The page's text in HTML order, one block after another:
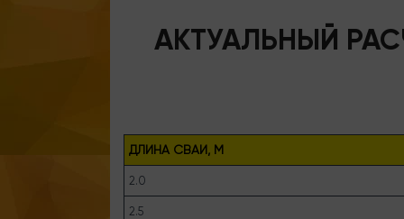
АКТУАЛЬНЫЙ
ДЛИНА СВАИ, М
2.0
2.5